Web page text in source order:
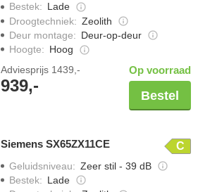
Bestek: Lade
Droogtechniek: Zeolith
Deur montage: Deur-op-deur
Hoogte: Hoog
Adviesprijs 1439,-
939,-
Op voorraad
Bestel
Siemens SX65ZX11CE C
Geluidsniveau: Zeer stil - 39 dB
Bestek: Lade